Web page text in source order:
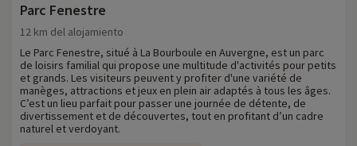
Parc Fenestre
12 km del alojamiento
Le Parc Fenestre, situé à La Bourboule en Auvergne, est un parc
de loisirs familial qui propose une multitude d'activités pour petits
et grands. Les visiteurs peuvent y profiter d'une variété de
manèges, attractions et jeux en plein air adaptés à tous les âges.
C’est un lieu parfait pour passer une journée de détente, de
divertissement et de découvertes, tout en profitant d’un cadre
naturel et verdoyant.